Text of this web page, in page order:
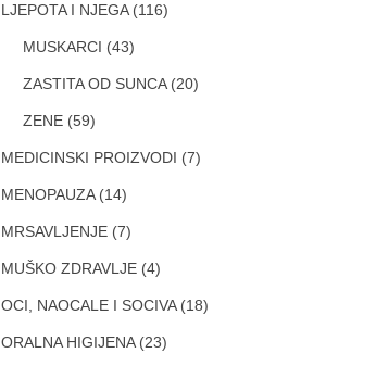
LJEPOTA I NJEGA (116)
MUSKARCI (43)
ZASTITA OD SUNCA (20)
ZENE (59)
MEDICINSKI PROIZVODI (7)
MENOPAUZA (14)
MRSAVLJENJE (7)
MUŠKO ZDRAVLJE (4)
OCI, NAOCALE I SOCIVA (18)
ORALNA HIGIJENA (23)